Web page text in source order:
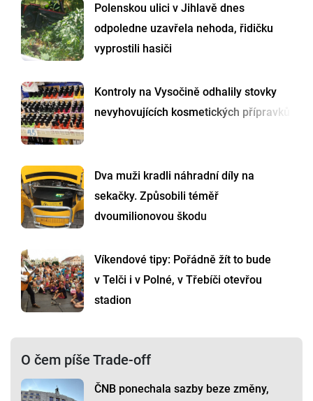
Polenskou ulici v Jihlavě dnes
odpoledne uzavřela nehoda, řidičku
vyprostili hasiči
Kontroly na Vysočině odhalily stovky
nevyhovujících kosmetických přípravků
Dva muži kradli náhradní díly na
sekačky. Způsobili téměř
dvoumilionovou škodu
Víkendové tipy: Pořádně žít to bude
v Telči i v Polné, v Třebíči otevřou
stadion
O čem píše Trade-off
ČNB ponechala sazby beze změny,